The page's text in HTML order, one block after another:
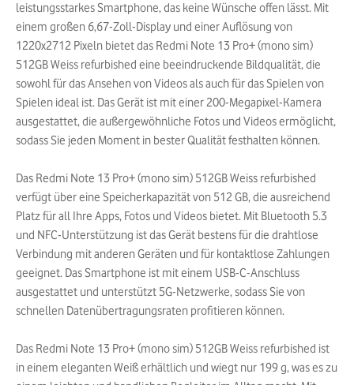
leistungsstarkes Smartphone, das keine Wünsche offen lässt. Mit
einem großen 6,67-Zoll-Display und einer Auflösung von
1220x2712 Pixeln bietet das Redmi Note 13 Pro+ (mono sim)
512GB Weiss refurbished eine beeindruckende Bildqualität, die
sowohl für das Ansehen von Videos als auch für das Spielen von
Spielen ideal ist. Das Gerät ist mit einer 200-Megapixel-Kamera
ausgestattet, die außergewöhnliche Fotos und Videos ermöglicht,
sodass Sie jeden Moment in bester Qualität festhalten können.
Das Redmi Note 13 Pro+ (mono sim) 512GB Weiss refurbished
verfügt über eine Speicherkapazität von 512 GB, die ausreichend
Platz für all Ihre Apps, Fotos und Videos bietet. Mit Bluetooth 5.3
und NFC-Unterstützung ist das Gerät bestens für die drahtlose
Verbindung mit anderen Geräten und für kontaktlose Zahlungen
geeignet. Das Smartphone ist mit einem USB-C-Anschluss
ausgestattet und unterstützt 5G-Netzwerke, sodass Sie von
schnellen Datenübertragungsraten profitieren können.
Das Redmi Note 13 Pro+ (mono sim) 512GB Weiss refurbished ist
in einem eleganten Weiß erhältlich und wiegt nur 199 g, was es zu